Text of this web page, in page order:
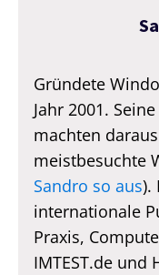
Gründete
Jahr 2001.
machten
meistbesuchte
Sandro so aus).
internationale
Praxis,
IMTEST.de